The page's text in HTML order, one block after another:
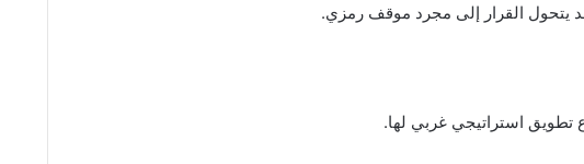
يتحول القرار إلى مجرد موقف رمزي.
استراتيجي غربي لها.